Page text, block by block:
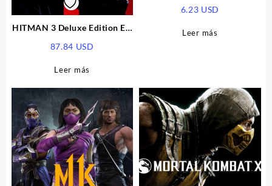
HITMAN 3 Deluxe Edition EU
CD Key
87.84 USD
Leer más
6.23 USD
Leer más